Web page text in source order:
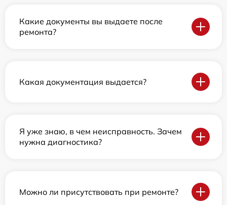
Какие документы вы выдаете после
ремонта?
Какая документация выдается?
Я уже знаю, в чем неисправность. Зачем
нужна диагностика?
Можно ли присутствовать при ремонте?